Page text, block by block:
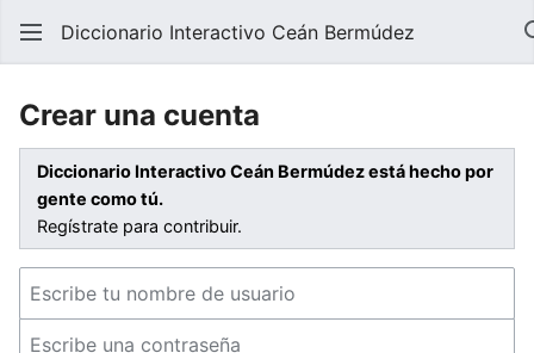
Diccionario Interactivo Ceán Bermúdez
Crear una cuenta
Diccionario Interactivo Ceán Bermúdez está hecho por
gente como tú.
Regístrate para contribuir.